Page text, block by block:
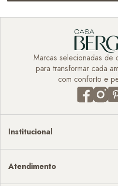
Marcas selecionadas de
para transformar cada
com conforto e
Institucional
Atendimento